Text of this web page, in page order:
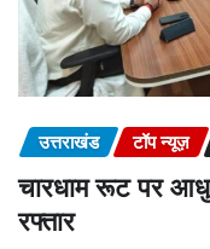
उत्तराखंड टॉप न्यूज़
चारधाम रूट पर
रफ्तार